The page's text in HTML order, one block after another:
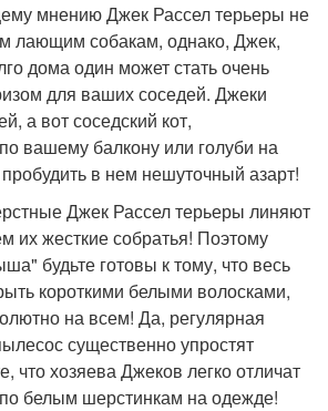
мнению Джек Рассел терьеры не
лающим собакам, однако, Джек,
дома один может стать очень
для ваших соседей. Джеки
а вот соседский кот,
вашему балкону или голуби на
в нем нешуточный азарт!
Джек Рассел терьеры линяют
их жесткие собратья! Поэтому
будьте готовы к тому, что весь
короткими белыми волосками,
на всем! Да, регулярная
существенно упростят
что хозяева Джеков легко отличат
по белым шерстинкам на одежде!